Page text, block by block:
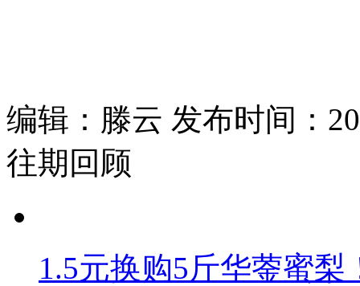
编辑：滕云 发布时间：
往期回顾
1.5元换购5斤华蓥蜜梨